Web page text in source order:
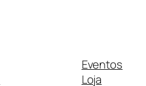
Eventos
Loja